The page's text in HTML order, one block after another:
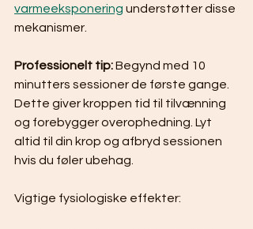
varmeeksponering understøtter disse
mekanismer.
Professionelt tip: Begynd med 10
minutters sessioner de første gange.
Dette giver kroppen tid til tilvænning
og forebygger overophedning. Lyt
altid til din krop og afbryd sessionen
hvis du føler ubehag.
Vigtige fysiologiske effekter: